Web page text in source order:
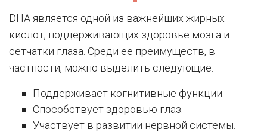
DHA является одной из важнейших жирных
кислот, поддерживающих здоровье мозга и
сетчатки глаза. Среди ее преимуществ, в
частности, можно выделить следующие:
Поддерживает когнитивные функции.
Способствует здоровью глаз.
Участвует в развитии нервной системы.